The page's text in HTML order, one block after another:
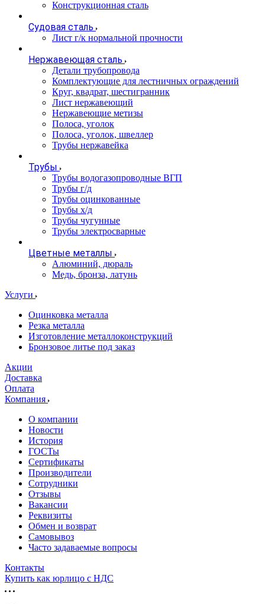
Конструкционная сталь
Судовая сталь
Лист г/к нормальной прочности
Нержавеющая сталь
Детали трубопровода
Комплектующие для лестничных ограждений
Круг, квадрат, шестигранник
Лист нержавеющий
Нержавеющие метизы
Полоса, уголок
Полоса, уголок, швеллер
Трубы нержавейка
Трубы
Трубы водогазопроводные ВГП
Трубы г/д
Трубы оцинкованные
Трубы х/д
Трубы чугунные
Трубы электросварные
Цветные металлы
Алюминий, дюраль
Медь, бронза, латунь
Услуги
Оцинковка металла
Резка металла
Изготовление металлоконструкций
Бронзовое литье под заказ
Акции
Доставка
Оплата
Компания
О компании
Новости
История
ГОСТы
Сертификаты
Производители
Сотрудники
Отзывы
Вакансии
Реквизиты
Обмен и возврат
Самовывоз
Часто задаваемые вопросы
Контакты
Купить как юрлицо с НДС